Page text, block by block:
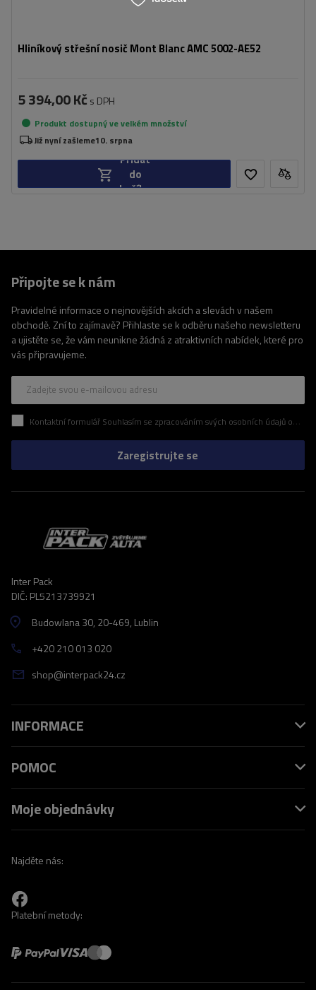
Hliníkový střešní nosič Mont Blanc AMC 5002-AE52
5 394,00 Kč s DPH
Produkt dostupný ve velkém množství
Již nyní zašleme10. srpna
Přidat
do
košíku
Připojte se k nám
Pravidelné informace o nejnovějších akcích a slevách v našem
obchodě. Zní to zajímavě? Přihlaste se k odběru našeho newsletteru
a ujistěte se, že vám neunikne žádná z atraktivních nabídek, které pro
vás připravujeme.
Zadejte svou e-mailovou adresu
Kontaktní formulář Souhlasím se zpracováním svých osobních údajů obsažených v kontaktním formuláři v souladu s nařízením Evropského parlamentu a Rady (EU)
Zaregistrujte se
Inter Pack
DIČ: PL5213739921
Budowlana 30, 20-469, Lublin
+420 210 013 020
shop@interpack24.cz
INFORMACE
POMOC
Moje objednávky
Najděte nás:
Platební metody: